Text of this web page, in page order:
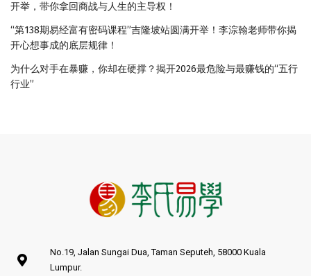
开举，带你拿回商战与人生的主导权！
“第138期易经富有密码课程”吉隆坡站圆满开举！李淙翰老师带你揭
开心想事成的底层规律！
为什么对手在暴赚，你却在硬撑？揭开2026最危险与最赚钱的“五行
行业”
No.19, Jalan Sungai Dua, Taman Seputeh, 58000 Kuala
Lumpur.